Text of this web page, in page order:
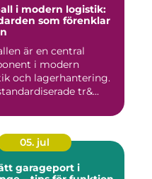
i modern logistik:
som förenklar
är en central
i modern
och lagerhantering.
tr&...
05. jul
garageport i